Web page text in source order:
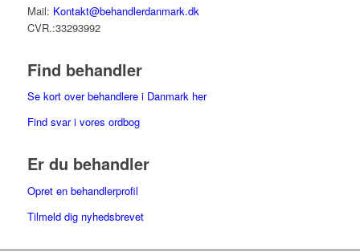
Mail: Kontakt@behandlerdanmark.dk
CVR.:33293992
Find behandler
Se kort over behandlere i Danmark her
Find svar i vores ordbog
Er du behandler
Opret en behandlerprofil
Tilmeld dig nyhedsbrevet